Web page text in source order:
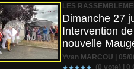
LES
Dimanche 27
Intervention
nouvelle
Yvan MARCOU | 05/
(0 vote) | 0